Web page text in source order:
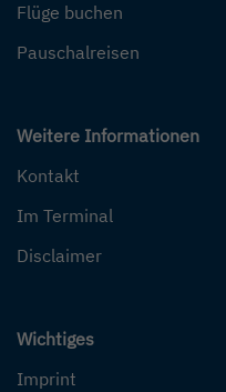
Flüge buchen
Pauschalreisen
Weitere Informationen
Kontakt
Im Terminal
Disclaimer
Wichtiges
Imprint